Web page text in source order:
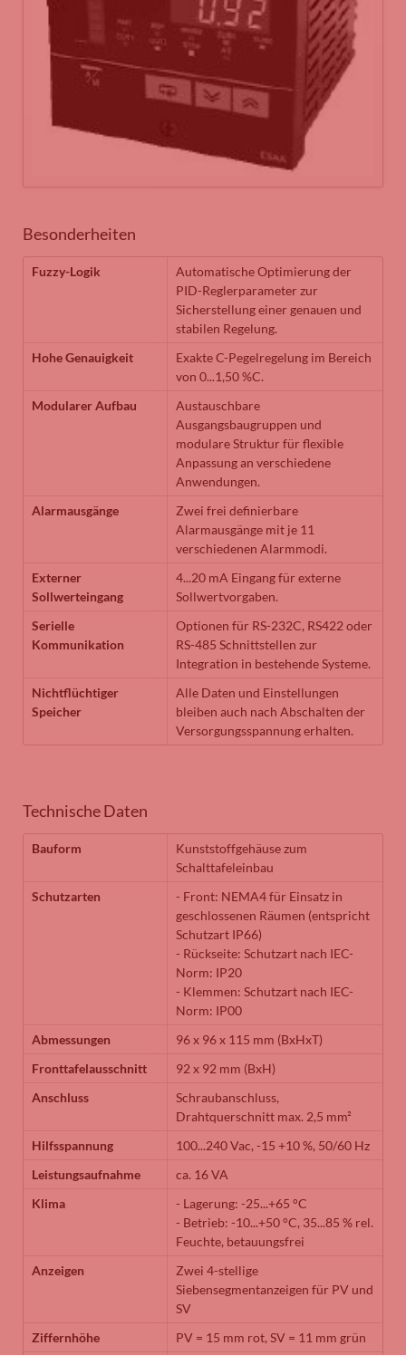
Besonderheiten
Fuzzy-Logik
Automatische Optimierung der
PID-Reglerparameter zur
Sicherstellung einer genauen und
stabilen Regelung.
Hohe Genauigkeit
Exakte C-Pegelregelung im Bereich
von 0...1,50 %C.
Modularer Aufbau
Austauschbare
Ausgangsbaugruppen und
modulare Struktur für flexible
Anpassung an verschiedene
Anwendungen.
Alarmausgänge
Zwei frei definierbare
Alarmausgänge mit je 11
verschiedenen Alarmmodi.
Externer
Sollwerteingang
4...20 mA Eingang für externe
Sollwertvorgaben.
Serielle
Kommunikation
Optionen für RS-232C, RS422 oder
RS-485 Schnittstellen zur
Integration in bestehende Systeme.
Nichtflüchtiger
Speicher
Alle Daten und Einstellungen
bleiben auch nach Abschalten der
Versorgungsspannung erhalten.
Technische Daten
Bauform
Kunststoffgehäuse zum
Schalttafeleinbau
Schutzarten
- Front: NEMA4 für Einsatz in
geschlossenen Räumen (entspricht
Schutzart IP66)
- Rückseite: Schutzart nach IEC-
Norm: IP20
- Klemmen: Schutzart nach IEC-
Norm: IP00
Abmessungen
96 x 96 x 115 mm (BxHxT)
Fronttafelausschnitt
92 x 92 mm (BxH)
Anschluss
Schraubanschluss,
Drahtquerschnitt max. 2,5 mm²
Hilfsspannung
100...240 Vac, -15 +10 %, 50/60 Hz
Leistungsaufnahme
ca. 16 VA
Klima
- Lagerung: -25...+65 °C
- Betrieb: -10...+50 °C, 35...85 % rel.
Feuchte, betauungsfrei
Anzeigen
Zwei 4-stellige
Siebensegmentanzeigen für PV und
SV
Ziffernhöhe
PV = 15 mm rot, SV = 11 mm grün